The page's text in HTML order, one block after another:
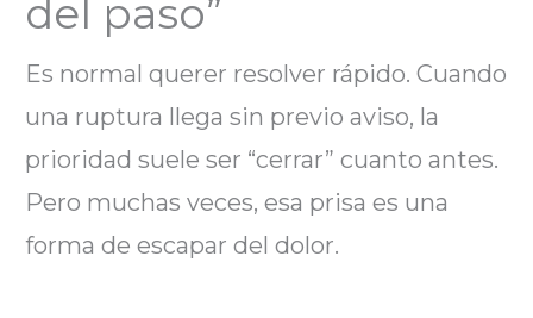
del paso”
Es normal querer resolver rápido. Cuando
una ruptura llega sin previo aviso, la
prioridad suele ser “cerrar” cuanto antes.
Pero muchas veces, esa prisa es una
forma de escapar del dolor.